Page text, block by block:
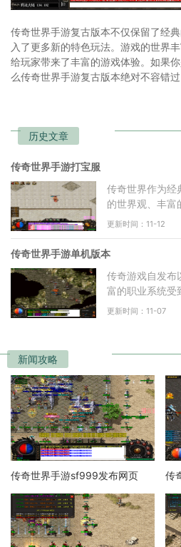
传奇世界手游复古版本不仅保留了经
入了更多新的特色玩法。游戏的世界
给玩家带来了丰富的游戏体验。如果
么传奇世界手游复古版本绝对不容错过
历史文章
传奇世界手游打宝服
传奇世界作为经
的世界观、丰富
体验，成为了众
更新时间：11-12
传奇世界手游单机版本
传奇游戏自发布
富的职业系统受
手游单机版本中
更新时间：11-07
新闻攻略
传奇世界手游sf999发布网页 传